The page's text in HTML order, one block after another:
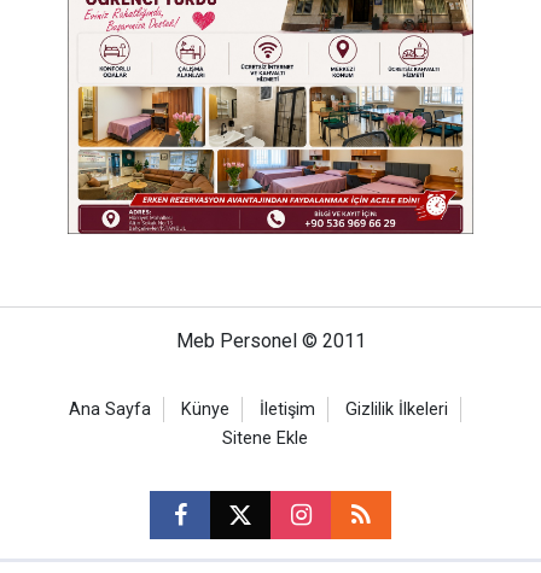
Meb Personel © 2011
Ana Sayfa Künye İletişim
Gizlilik İlkeleri
Sitene Ekle